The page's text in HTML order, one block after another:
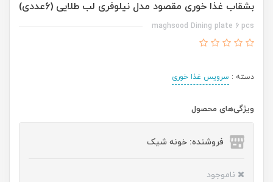
بشقاب غذا خوری مقصود مدل نیلوفری لب طلایی (6عددی)
maghsood Dining plate 6 pcs
دسته : سرویس غذا خوری
ویژگی‌های محصول
فروشنده: خونه شیک
ناموجود